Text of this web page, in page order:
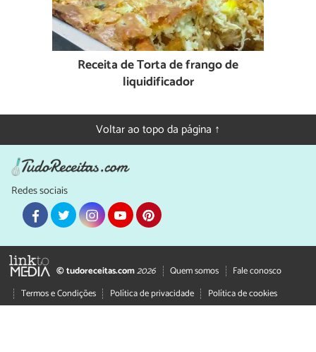
Receita de Torta de frango de
liquidificador
Voltar ao topo da página ↑
Redes sociais
© tudoreceitas.com2026 Quem somos
Fale conosco
Termos e Condições
Política de privacidade Política de cookies